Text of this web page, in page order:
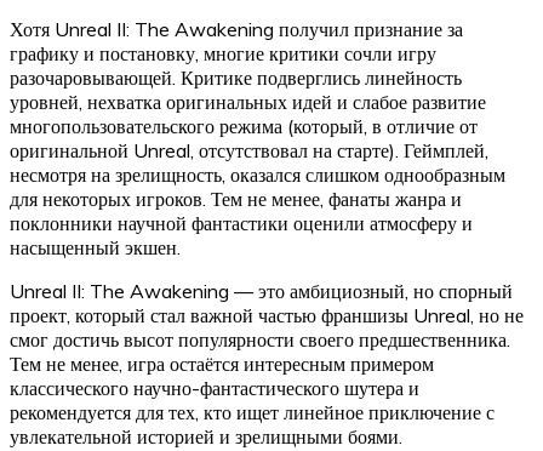
Хотя Unreal II: The Awakening получил признание за
графику и постановку, многие критики сочли игру
разочаровывающей. Критике подверглись линейность
уровней, нехватка оригинальных идей и слабое развитие
многопользовательского режима (который, в отличие от
оригинальной Unreal, отсутствовал на старте). Геймплей,
несмотря на зрелищность, оказался слишком однообразным
для некоторых игроков. Тем не менее, фанаты жанра и
поклонники научной фантастики оценили атмосферу и
насыщенный экшен.
Unreal II: The Awakening — это амбициозный, но спорный
проект, который стал важной частью франшизы Unreal, но не
смог достичь высот популярности своего предшественника.
Тем не менее, игра остаётся интересным примером
классического научно-фантастического шутера и
рекомендуется для тех, кто ищет линейное приключение с
увлекательной историей и зрелищными боями.